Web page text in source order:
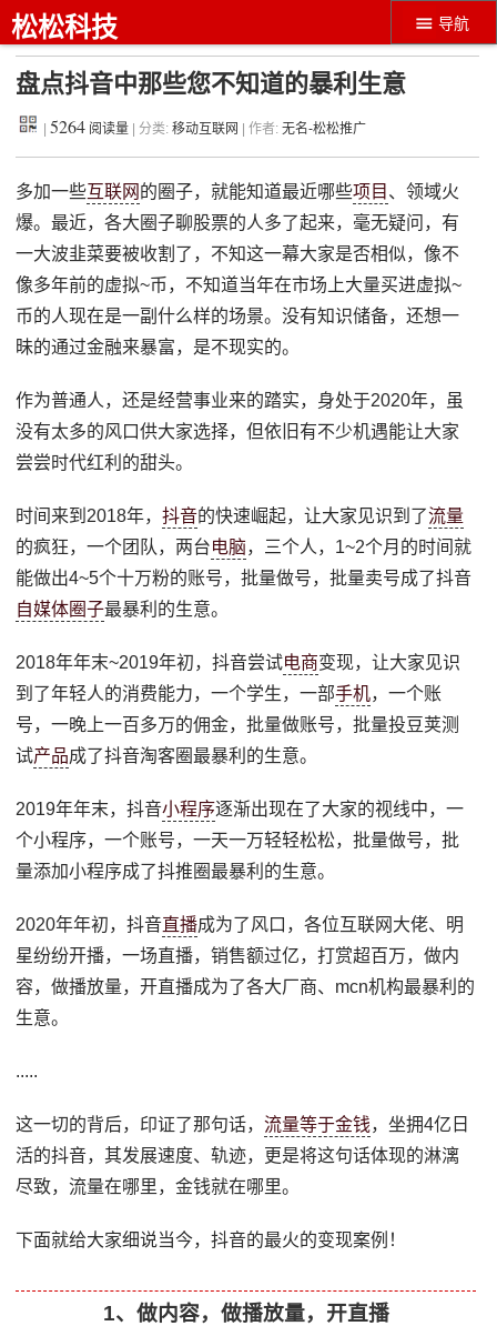
导航
松松科技
盘点抖音中那些您不知道的暴利生意
|5264 阅读量 | 分类:移动互联网 | 作者:无名-松松推广
多加一些互联网 的圈子，就能知道最近哪些项目 、领域火
爆。最近，各大圈子聊股票的人多了起来，毫无疑问，有
一大波韭菜要被收割了，不知这一幕大家是否相似，像不
像多年前的虚拟~币，不知道当年在市场上大量买进虚拟~
币的人现在是一副什么样的场景。没有知识储备，还想一
昧的通过金融来暴富，是不现实的。
作为普通人，还是经营事业来的踏实，身处于2020年，虽
没有太多的风口供大家选择，但依旧有不少机遇能让大家
尝尝时代红利的甜头。
时间来到2018年，抖音的快速崛起，让大家见识到了流量
的疯狂，一个团队，两台电脑，三个人，1~2个月的时间就
能做出4~5个十万粉的账号，批量做号，批量卖号成了抖音
自媒体圈子最暴利的生意。
2018年年末~2019年初，抖音尝试电商变现，让大家见识
到了年轻人的消费能力，一个学生，一部手机，一个账
号，一晚上一百多万的佣金，批量做账号，批量投豆荚测
试产品成了抖音淘客圈最暴利的生意。
2019年年末，抖音小程序逐渐出现在了大家的视线中，一
个小程序，一个账号，一天一万轻轻松松，批量做号，批
量添加小程序成了抖推圈最暴利的生意。
2020年年初，抖音直播成为了风口，各位互联网大佬、明
星纷纷开播，一场直播，销售额过亿，打赏超百万，做内
容，做播放量，开直播成为了各大厂商、mcn机构最暴利的
生意。
.....
这一切的背后，印证了那句话，流量等于金钱，坐拥4亿日
活的抖音，其发展速度、轨迹，更是将这句话体现的淋漓
尽致，流量在哪里，金钱就在哪里。
下面就给大家细说当今，抖音的最火的变现案例！
1、做内容，做播放量，开直播